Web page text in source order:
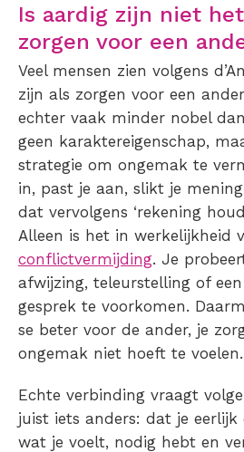
Is aardig zijn niet
zorgen voor een
Veel mensen zien volgens
zijn als zorgen voor een
echter vaak minder nobel
geen karaktereigenschap,
strategie om ongemak te
in, past je aan, slikt je
dat vervolgens ‘rekening
Alleen is het in werkelijkheid
conflictvermijding. Je
afwijzing, teleurstelling of
gesprek te voorkomen.
se beter voor de ander, je
ongemak niet hoeft te voelen.
Echte verbinding vraagt
juist iets anders: dat je
wat je voelt, nodig hebt en